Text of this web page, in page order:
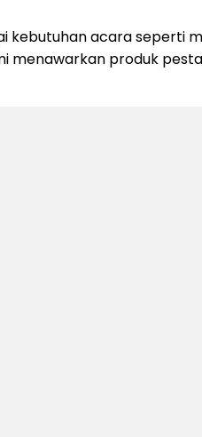
kebutuhan acara seperti
menawarkan produk